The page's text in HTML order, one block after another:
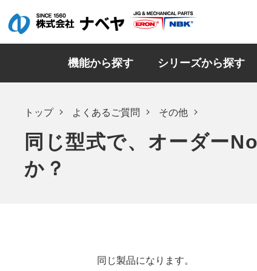
機能から探す シリーズから探す
トップ よくあるご質問 その他
同じ型式で、オーダー
か？
同じ製品になります。